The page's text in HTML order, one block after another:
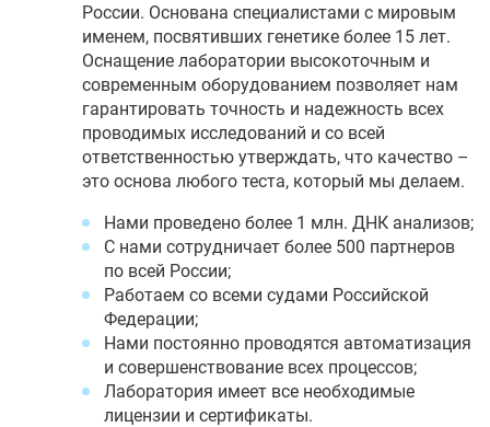
России. Основана специалистами с мировым
именем, посвятивших генетике более 15 лет.
Оснащение лаборатории высокоточным и
современным оборудованием позволяет нам
гарантировать точность и надежность всех
проводимых исследований и со всей
ответственностью утверждать, что качество –
это основа любого теста, который мы делаем.
Нами проведено более 1 млн. ДНК анализов;
С нами сотрудничает более 500 партнеров
по всей России;
Работаем со всеми судами Российской
Федерации;
Нами постоянно проводятся автоматизация
и совершенствование всех процессов;
Лаборатория имеет все необходимые
лицензии и сертификаты.